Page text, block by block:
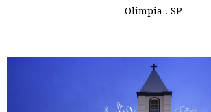
Olimpia . SP